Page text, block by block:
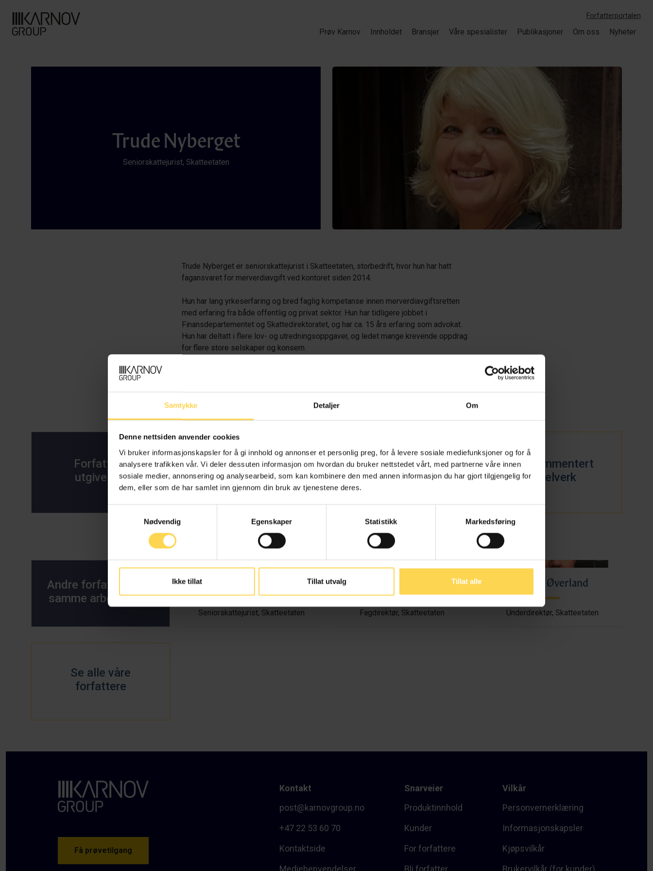
Samtykke Detaljer Om
Denne nettsiden anvender cookies
Vi bruker informasjonskapsler for å gi innhold og annonser et personlig preg, for å levere sosiale mediefunksjoner og for å
analysere trafikken vår. Vi deler dessuten informasjon om hvordan du bruker nettstedet vårt, med partnerne våre innen
sosiale medier, annonsering og analysearbeid, som kan kombinere den med annen informasjon du har gjort tilgjengelig for
dem, eller som de har samlet inn gjennom din bruk av tjenestene deres.
Nødvendig
Egenskaper Statistikk Markedsføring
Ikke tillat Tillat utvalg Tillat alle
Forfatterportalen
Prøv Karnov Innholdet Bransjer Våre spesialister Publikasjoner Om oss Nyheter
Trude Nyberget
Seniorskattejurist, Skatteetaten
Trude Nyberget er seniorskattejurist i Skatteetaten, storbedrift, hvor hun har hatt
fagansvaret for merverdiavgift ved kontoret siden 2014.
Hun har lang yrkeserfaring og bred faglig kompetanse innen merverdiavgiftsretten
med erfaring fra både offentlig og privat sektor. Hun har tidligere jobbet i
Finansdepartementet og Skattedirektoratet, og har ca. 15 års erfaring som advokat.
Hun har deltatt i flere lov- og utredningsoppgaver, og ledet mange krevende oppdrag
for flere store selskaper og konsern.
innenfor merverdiavgiftsområdet og bokføringsregelverket.
Forfatters
utgivelser
Merverdiavgiftsloven –
mval
Merverdiavgiftsforskriften
Alt kommentert
regelverk
Andre forfattere ved
samme arbeidssted
Seniorskattejurist, Skatteetaten Fagdirektør, Skatteetaten
Erling Øverland
Underdirektør, Skatteetaten
Se alle våre
forfattere
Få prøvetilgang
Kontakt
post@karnovgroup.no
+47 22 53 60 70
Kontaktside
Mediehenvendelser
Snarveier
Produktinnhold
Kunder
For forfattere
Bli forfatter
Vilkår
Personvernerklæring
Informasjonskapsler
Kjøpsvilkår
Brukervilkår (for kunder)